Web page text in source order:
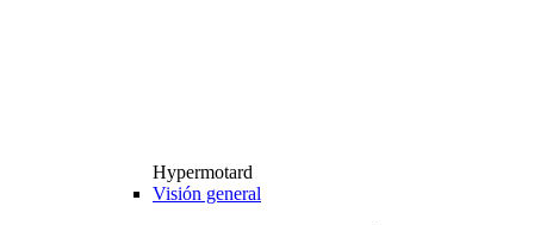
Hypermotard
Visión general